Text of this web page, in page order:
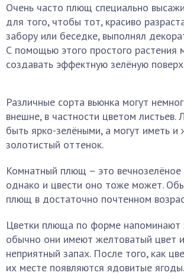
Очень часто плющ специально
для того, чтобы тот, красиво
забору или беседке, выполнял
С помощью этого простого растения
создавать эффектную зелёную
Различные сорта вьюнка могут
внешне, в частности цветом листьев.
быть ярко-зелёными, а могут иметь и
золотистый оттенок.
Комнатный плющ – это вечнозелёное
однако и цвести оно тоже может.
плющ в достаточно почтенном
Цветки плюща по форме напоминают
обычно они имеют желтоватый цвет
неприятный запах. После того, как
их месте появляются ядовитые ягоды.